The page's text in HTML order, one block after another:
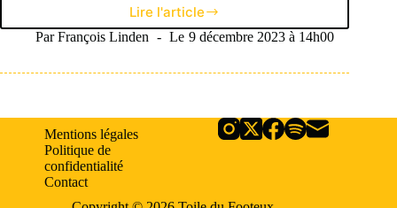
Lire l'articleMontagnes
russes
Belenenses,
du
schisme
Par François Linden Le 9 décembre 2023 à 14h00
Mentions légales
Politique de
confidentialité
Contact